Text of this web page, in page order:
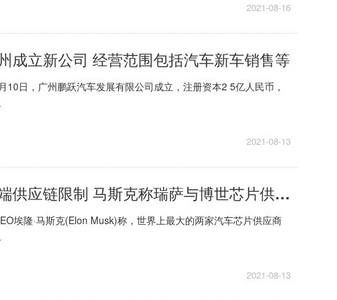
2021-08-16
成立新公司 经营范围包括汽车新车销售等
10日，广州鹏跃汽车发展有限公司成立，注册资本2 5亿人民币，
2021-08-13
特斯拉遭遇极端供应链限制 马斯克称瑞萨与博世芯片供应“存在问题”
埃隆·马斯克(Elon Musk)称，世界上最大的两家汽车芯片供应商
2021-08-13